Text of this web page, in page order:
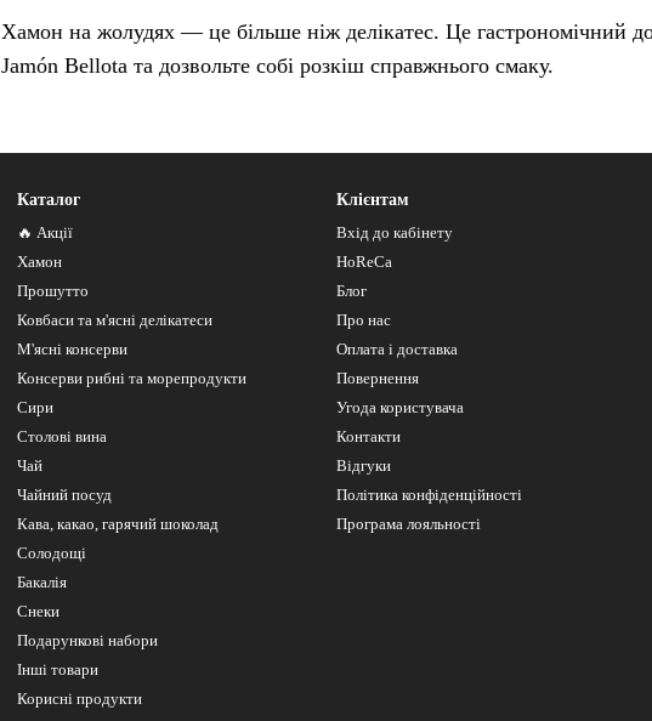
Хамон на жолудях — це більше ніж делікатес. Це гастрономічний
Jamón Bellota та дозвольте собі розкіш справжнього смаку.
Каталог
🔥 Акції
Хамон
Прошутто
Ковбаси та м'ясні делікатеси
М'ясні консерви
Консерви рибні та морепродукти
Сири
Столові вина
Чай
Чайний посуд
Кава, какао, гарячий шоколад
Солодощі
Бакалія
Снеки
Подарункові набори
Інші товари
Корисні продукти
Клієнтам
Вхід до кабінету
HoReCa
Блог
Про нас
Оплата і доставка
Повернення
Угода користувача
Контакти
Відгуки
Політика конфіденційності
Програма лояльності